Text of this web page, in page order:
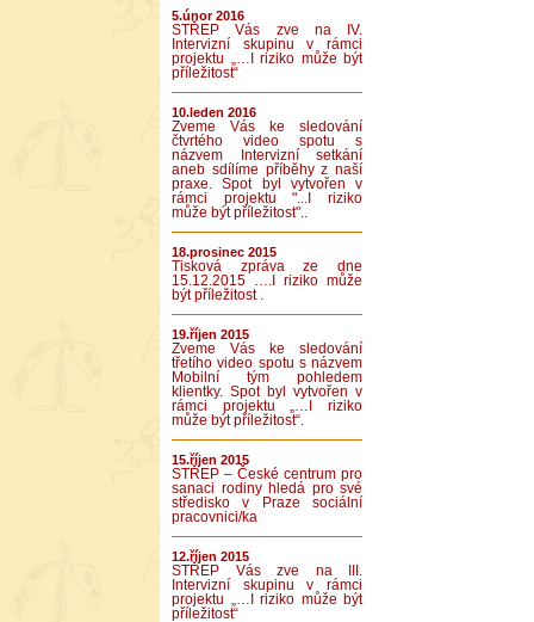
5.únor 2016
STŘEP Vás zve na IV.
Intervizní skupinu v rámci
projektu „…I riziko může být
příležitost“
10.leden 2016
Zveme Vás ke sledování
čtvrtého video spotu s
názvem Intervizní setkání
aneb sdílíme příběhy z naší
praxe. Spot byl vytvořen v
rámci projektu "...I riziko
může být příležitost"..
18.prosinec 2015
Tisková zpráva ze dne
15.12.2015 ….I riziko může
být příležitost .
19.říjen 2015
Zveme Vás ke sledování
třetího video spotu s názvem
Mobilní tým pohledem
klientky. Spot byl vytvořen v
rámci projektu „…I riziko
může být příležitost“.
15.říjen 2015
STŘEP – České centrum pro
sanaci rodiny hledá pro své
středisko v Praze sociální
pracovnici/ka
12.říjen 2015
STŘEP Vás zve na III.
Intervizní skupinu v rámci
projektu „…I riziko může být
příležitost“